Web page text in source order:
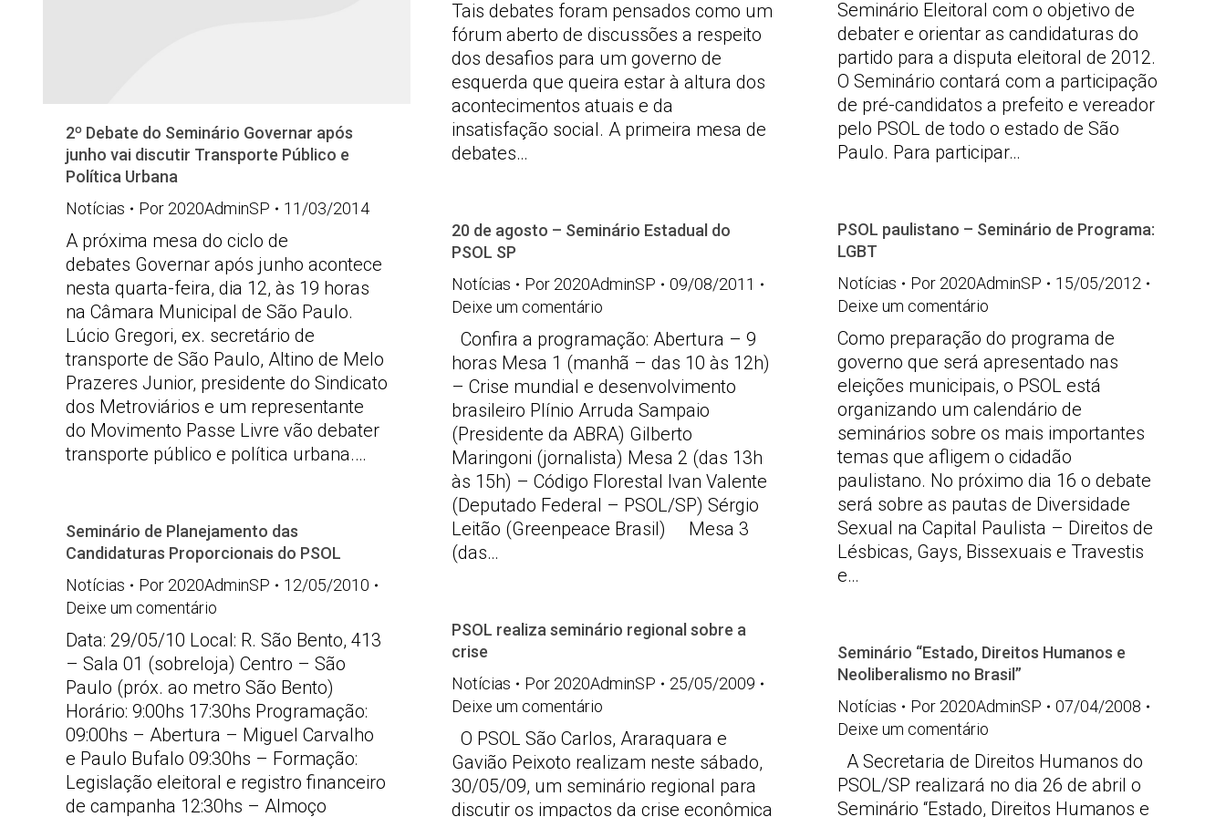
2º Debate do Seminário Governar após
junho vai discutir Transporte Público e
Política Urbana
Notícias
Por 2020AdminSP 11/03/2014
A próxima mesa do ciclo de
debates Governar após junho acontece
nesta quarta-feira, dia 12, às 19 horas
na Câmara Municipal de São Paulo.
Lúcio Gregori, ex. secretário de
transporte de São Paulo, Altino de Melo
Prazeres Junior, presidente do Sindicato
dos Metroviários e um representante
do Movimento Passe Livre vão debater
transporte público e política urbana.…
Tais debates foram pensados como um
fórum aberto de discussões a respeito
dos desafios para um governo de
esquerda que queira estar à altura dos
acontecimentos atuais e da
insatisfação social. A primeira mesa de
debates…
Seminário Eleitoral com o objetivo de
debater e orientar as candidaturas do
partido para a disputa eleitoral de 2012.
O Seminário contará com a participação
de pré-candidatos a prefeito e vereador
pelo PSOL de todo o estado de São
Paulo. Para participar…
PSOL paulistano – Seminário de Programa:
LGBT
Notícias
Por 2020AdminSP
15/05/2012
Deixe um comentário
Como preparação do programa de
governo que será apresentado nas
eleições municipais, o PSOL está
organizando um calendário de
seminários sobre os mais importantes
temas que afligem o cidadão
paulistano. No próximo dia 16 o debate
será sobre as pautas de Diversidade
Sexual na Capital Paulista – Direitos de
Lésbicas, Gays, Bissexuais e Travestis
e…
20 de agosto – Seminário Estadual do
PSOL SP
Notícias
Por 2020AdminSP
09/08/2011
Deixe um comentário
Confira a programação: Abertura – 9
horas Mesa 1 (manhã – das 10 às 12h)
– Crise mundial e desenvolvimento
brasileiro Plínio Arruda Sampaio
(Presidente da ABRA) Gilberto
Maringoni (jornalista) Mesa 2 (das 13h
às 15h) – Código Florestal Ivan Valente
(Deputado Federal – PSOL/SP) Sérgio
Leitão (Greenpeace Brasil) Mesa 3
(das…
Seminário de Planejamento das
Candidaturas Proporcionais do PSOL
Notícias
Por 2020AdminSP
12/05/2010
Deixe um comentário
Data: 29/05/10 Local: R. São Bento, 413
– Sala 01 (sobreloja) Centro – São
Paulo (próx. ao metro São Bento)
Horário: 9:00hs 17:30hs Programação:
09:00hs – Abertura – Miguel Carvalho
e Paulo Bufalo 09:30hs – Formação:
Legislação eleitoral e registro financeiro
de campanha 12:30hs – Almoço
PSOL realiza seminário regional sobre a
crise
Notícias
Por 2020AdminSP
25/05/2009
Deixe um comentário
O PSOL São Carlos, Araraquara e
Gavião Peixoto realizam neste sábado,
30/05/09, um seminário regional para
discutir os impactos da crise econômica
Seminário “Estado, Direitos Humanos e
Neoliberalismo no Brasil”
Notícias
Por 2020AdminSP
07/04/2008
Deixe um comentário
A Secretaria de Direitos Humanos do
PSOL/SP realizará no dia 26 de abril o
Seminário “Estado, Direitos Humanos e